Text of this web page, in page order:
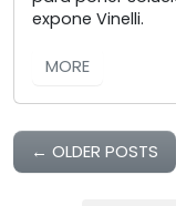
expone Vinelli.
MORE
← OLDER POSTS